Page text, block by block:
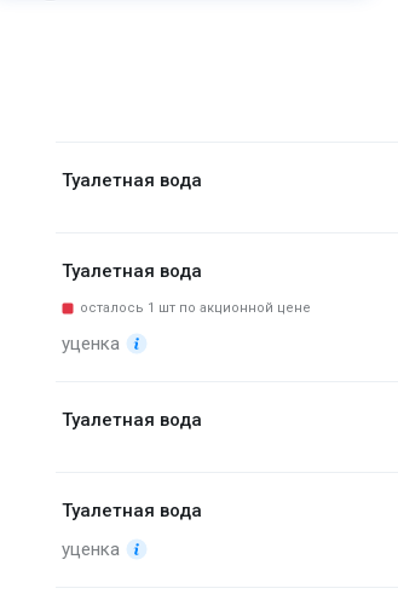
Туалетная вода
Туалетная вода
осталось 1 шт по акционной цене
уценка
Туалетная вода
Туалетная вода
уценка